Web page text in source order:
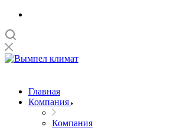
Главная
Компания
Компания